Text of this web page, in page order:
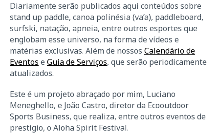
Diariamente serão publicados aqui conteúdos sobre
stand up paddle, canoa polinésia (va’a), paddleboard,
surfski, natação, apneia, entre outros esportes que
englobam esse universo, na forma de vídeos e
matérias exclusivas. Além de nossos Calendário de
Eventos e Guia de Serviços, que serão periodicamente
atualizados.
Este é um projeto abraçado por mim, Luciano
Meneghello, e João Castro, diretor da Ecooutdoor
Sports Business, que realiza, entre outros eventos de
prestígio, o Aloha Spirit Festival.